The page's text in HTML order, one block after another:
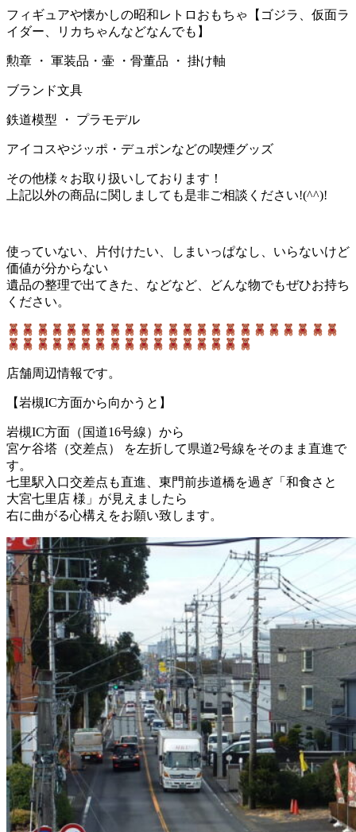
フィギュアや懐かしの昭和レトロおもちゃ【ゴジラ、仮面ラ
イダー、リカちゃんなどなんでも】
勲章 ・ 軍装品・壷 ・骨董品 ・ 掛け軸
ブランド文具
鉄道模型 ・ プラモデル
アイコスやジッポ・デュポンなどの喫煙グッズ
その他様々お取り扱いしております！
上記以外の商品に関しましても是非ご相談ください!(^^)!
使っていない、片付けたい、しまいっぱなし、いらないけど
価値が分からない
遺品の整理で出てきた、などなど、どんな物でもぜひお持ち
ください。
店舗周辺情報です。
【岩槻IC方面から向かうと】
岩槻IC方面（国道16号線）から
宮ケ谷塔（交差点）
を左折して県道2号線をそのまま直進で
す。
七里駅入口交差点も直進、東門前歩道橋を過ぎ「和食さと
大宮七里店 様」が見えましたら
右に曲がる心構えをお願い致します。